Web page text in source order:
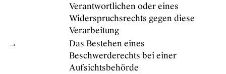
Verantwortlichen oder eines
Widerspruchsrechts gegen diese
Verarbeitung
→
Das Bestehen eines
Beschwerderechts bei einer
Aufsichtsbehörde